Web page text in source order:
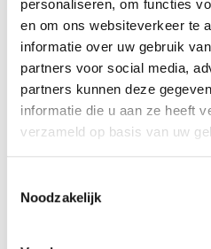
personaliseren, om functies
en om ons websiteverkeer te
informatie over uw gebruik
partners voor social media,
partners kunnen deze
informatie die u aan ze heeft
verzameld op basis van uw
Noodzakelijk
Ingrediënten
Aqua (Water, Eau),
Trimethicone, Propylene Glycol,
Extract, Phoenix Dactylifera (Date)
Castor Oil, Citric Acid, Sodium
*Ingrediënten en verpakking kunnen